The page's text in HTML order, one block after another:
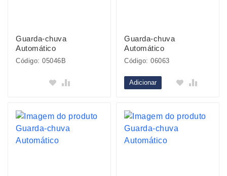
Guarda-chuva
Automático
Código: 05046B
Guarda-chuva
Automático
Código: 06063
Adicionar